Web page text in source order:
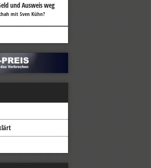
und Ausweis weg
mit Sven Kühn?